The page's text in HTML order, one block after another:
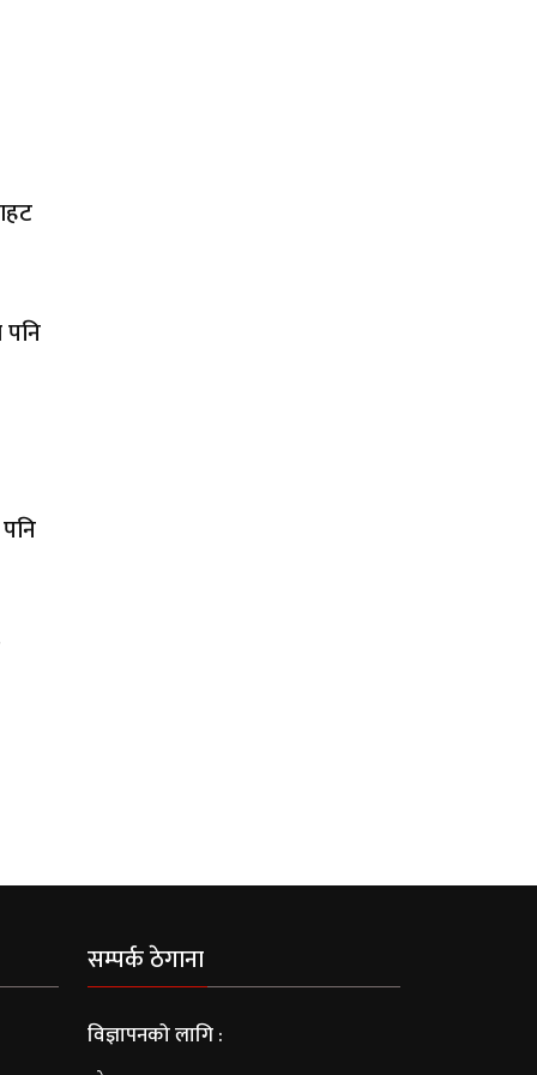
सम्पर्क ठेगाना
विज्ञापनको लागि :